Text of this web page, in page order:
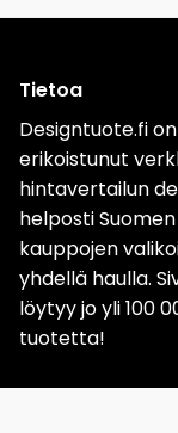
Tietoa
Designtuote.fi
erikoistunut
hintavertailun
helposti
kauppojen
yhdellä haulla.
löytyy jo yli 100
tuotetta!